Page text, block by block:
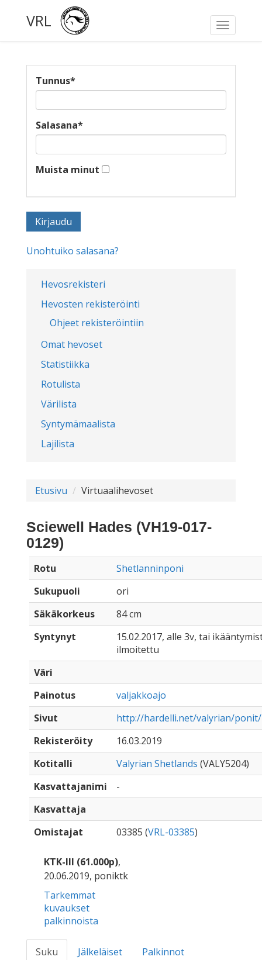
Toggle
VRL
Hevosrekisteri
Hevosten rekisteröinti
Ohjeet rekisteröintiin
Omat hevoset
Statistiikka
Rotulista
Värilista
Syntymämaalista
Lajilista
Tunnus*
Salasana*
Muista minut
Unohtuiko salasana?
Etusivu Virtuaalihevoset
Sciewell Hades (VH19-017-
0129)
Rotu
Shetlanninponi
Sukupuoli
ori
Säkäkorkeus
84 cm
Syntynyt
15.02.2017, alle 3v, tai
ilmoitettu
Väri
Painotus
valjakkoajo
Sivut
http://hardelli.net/valyrian/
Rekisteröity
16.03.2019
Kotitalli
Valyrian Shetlands (VALY5204)
Kasvattajanimi
-
Kasvattaja
Omistajat
03385 (VRL-03385)
KTK-III (61.000p),
20.06.2019, poniktk
Tarkemmat
kuvaukset
palkinnoista
Suku Jälkeläiset
Palkinnot